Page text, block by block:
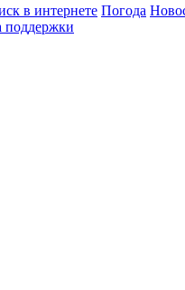
в интернете Погода
поддержки